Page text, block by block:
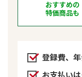
おすすめの
特価商品も
登録費、
お支払い